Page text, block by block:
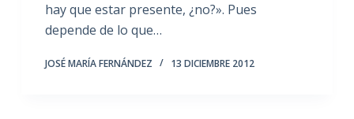
hay que estar presente, ¿no?». Pues
depende de lo que…
JOSÉ MARÍA FERNÁNDEZ 13 DICIEMBRE 2012